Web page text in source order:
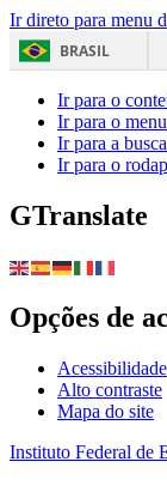
Ir direto para menu
BRASIL
Ir para o
Ir para o menu
Ir para a busca
Ir para o
GTranslate
Opções de
Acessibilidade
Alto contraste
Mapa do site
Instituto Federal de